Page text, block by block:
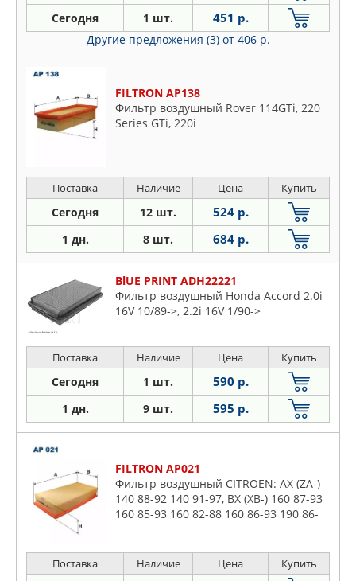
Сегодня 1 шт. 451 р.
Другие предложения (3) от 406 р.
FILTRON AP138
Фильтр воздушный Rover 114GTi, 220
Series GTi, 220i
Поставка Наличие Цена Купить
Сегодня 12 шт. 524 р.
1 дн. 8 шт. 684 р.
BlUE PRINT ADH22221
Фильтр воздушный Honda Accord 2.0i
16V 10/89->, 2.2i 16V 1/90->
Поставка Наличие Цена Купить
Сегодня 1 шт. 590 р.
1 дн. 9 шт. 595 р.
FILTRON AP021
Фильтр воздушный CITROEN: AX (ZA-)
140 88-92 140 91-97, BX (XB-) 160 87-93
160 85-93 160 82-88 160 86-93 190 86-
Поставка Наличие Цена Купить